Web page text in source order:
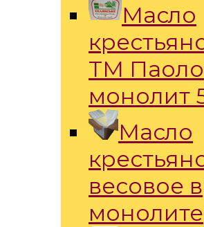
Масло
ТМ Паоло
монолит
Масло
весовое в
монолите